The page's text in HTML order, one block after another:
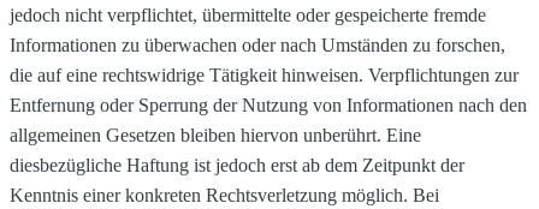
jedoch nicht verpflichtet, übermittelte oder gespeicherte fremde
Informationen zu überwachen oder nach Umständen zu forschen,
die auf eine rechtswidrige Tätigkeit hinweisen. Verpflichtungen zur
Entfernung oder Sperrung der Nutzung von Informationen nach den
allgemeinen Gesetzen bleiben hiervon unberührt. Eine
diesbezügliche Haftung ist jedoch erst ab dem Zeitpunkt der
Kenntnis einer konkreten Rechtsverletzung möglich. Bei